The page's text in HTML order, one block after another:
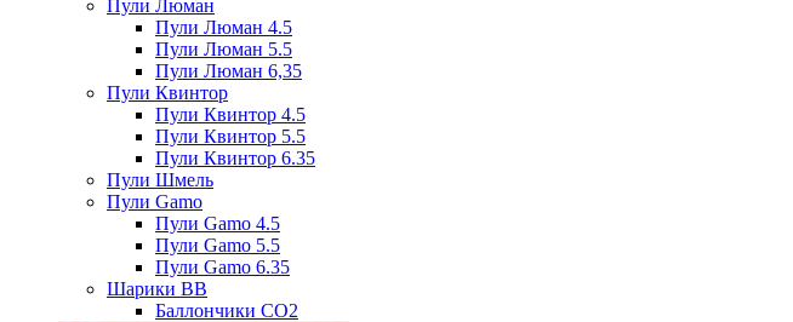
Пули Люман
Пули Люман 4.5
Пули Люман 5.5
Пули Люман 6,35
Пули Квинтор
Пули Квинтор 4.5
Пули Квинтор 5.5
Пули Квинтор 6.35
Пули Шмель
Пули Gamo
Пули Gamo 4.5
Пули Gamo 5.5
Пули Gamo 6.35
Шарики BB
Баллончики CO2